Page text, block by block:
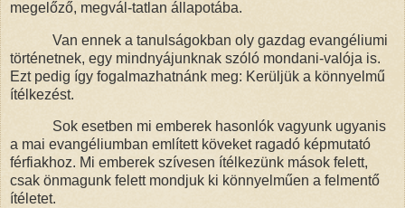
megelőző, megvál-tatlan állapotába.
Van ennek a tanulságokban oly gazdag evangéliumi
történetnek, egy mindnyájunknak szóló mondani-valója is.
Ezt pedig így fogalmazhatnánk meg: Kerüljük a könnyelmű
ítélkezést.
Sok esetben mi emberek hasonlók vagyunk ugyanis
a mai evangéliumban említett köveket ragadó képmutató
férfiakhoz. Mi emberek szívesen ítélkezünk mások felett,
csak önmagunk felett mondjuk ki könnyelműen a felmentő
ítéletet.